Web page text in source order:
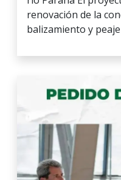
renovación de la
balizamiento y